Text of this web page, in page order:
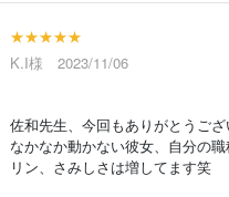
★★★★★
K.I様 2023/11/06
佐和先生、今回もありがとうござ
なかなか動かない彼女、自分の
リン、さみしさは増してます笑